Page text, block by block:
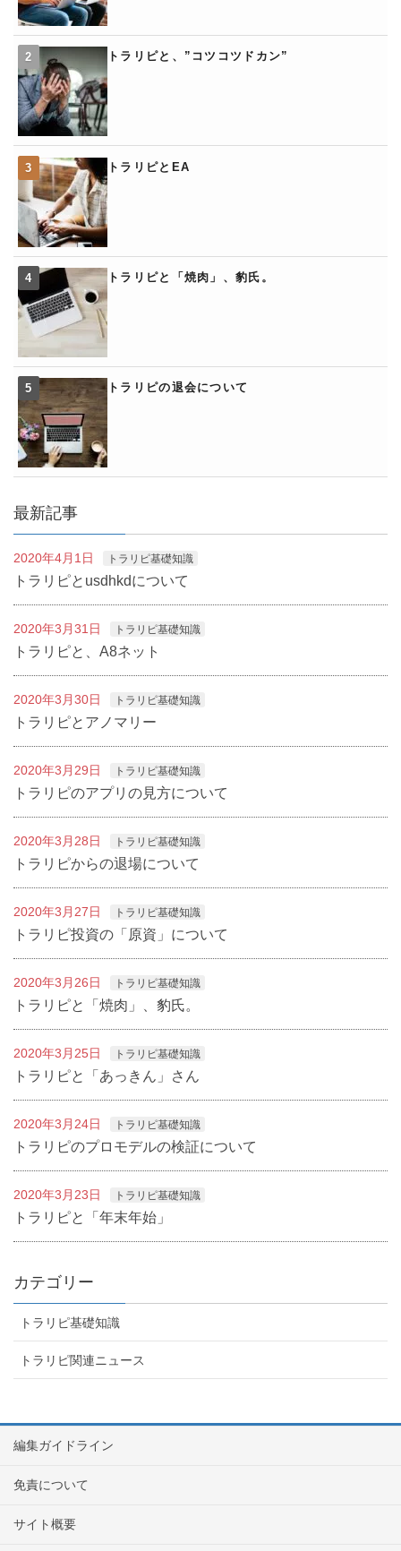
トラリピと、”コツコツドカン”
トラリピとEA
トラリピと「焼肉」、豹氏。
トラリピの退会について
最新記事
2020年4月1日 トラリピ基礎知識
トラリピとusdhkdについて
2020年3月31日 トラリピ基礎知識
トラリピと、A8ネット
2020年3月30日 トラリピ基礎知識
トラリピとアノマリー
2020年3月29日 トラリピ基礎知識
トラリピのアプリの見方について
2020年3月28日 トラリピ基礎知識
トラリピからの退場について
2020年3月27日 トラリピ基礎知識
トラリピ投資の「原資」について
2020年3月26日 トラリピ基礎知識
トラリピと「焼肉」、豹氏。
2020年3月25日 トラリピ基礎知識
トラリピと「あっきん」さん
2020年3月24日 トラリピ基礎知識
トラリピのプロモデルの検証について
2020年3月23日 トラリピ基礎知識
トラリピと「年末年始」
カテゴリー
トラリピ基礎知識
トラリピ関連ニュース
編集ガイドライン
免責について
サイト概要